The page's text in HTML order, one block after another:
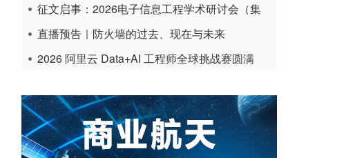
征文启事：2026电子信息工程学术研讨会（集
成电路应用杂志）
直播预告｜防火墙的过去、现在与未来
2026 阿里云 Data+AI 工程师全球挑战赛圆满